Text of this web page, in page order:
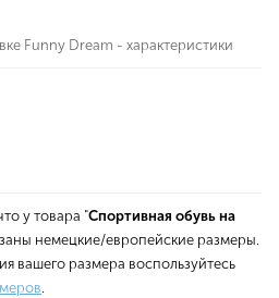
Funny Dream - характеристики
у товара "Спортивная обувь на
немецкие/европейские размеры.
вашего размера воспользуйтесь
.